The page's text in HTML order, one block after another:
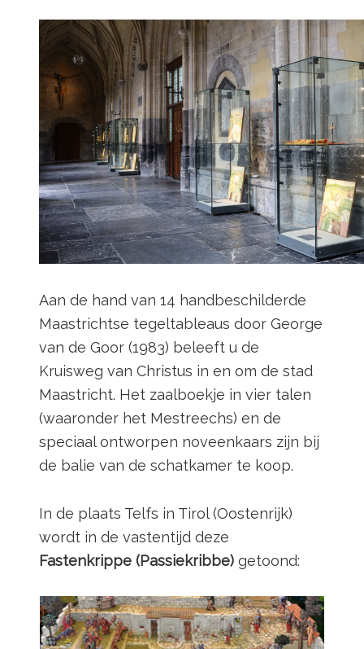
Aan de hand van 14 handbeschilderde
Maastrichtse tegeltableaus door George
van de Goor (1983) beleeft u de
Kruisweg van Christus in en om de stad
Maastricht. Het zaalboekje in vier talen
(waaronder het Mestreechs) en de
speciaal ontworpen noveenkaars zijn bij
de balie van de schatkamer te koop.
In de plaats Telfs in Tirol (Oostenrijk)
wordt in de vastentijd deze
Fastenkrippe (Passiekribbe) getoond: